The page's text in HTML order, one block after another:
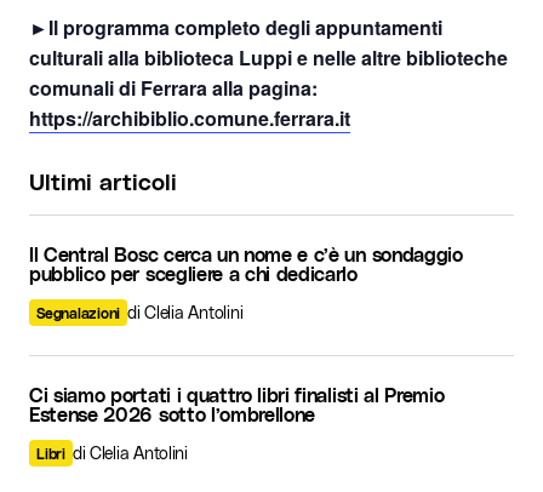
►Il programma completo degli appuntamenti
culturali alla biblioteca Luppi e nelle altre biblioteche
comunali di Ferrara alla pagina:
https://archibiblio.comune.ferrara.it
Ultimi articoli
Il Central Bosc cerca un nome e c’è un sondaggio
pubblico per scegliere a chi dedicarlo
Segnalazioni di Clelia Antolini
Ci siamo portati i quattro libri finalisti al Premio
Estense 2026 sotto l’ombrellone
Libri di Clelia Antolini